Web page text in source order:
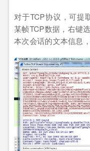
对于TCP协议，可提
某帧TCP数据，右键
本次会话的文本信息